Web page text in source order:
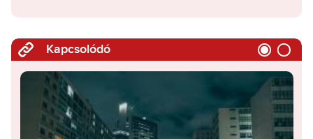
Kapcsolódó